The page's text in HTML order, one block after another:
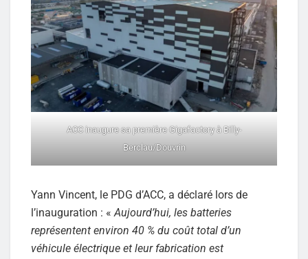
ACC inaugure sa première Gigafactory à Billy-
Berclau/Douvrin
Yann Vincent, le PDG d’ACC, a déclaré lors de
l’inauguration : «Aujourd’hui, les batteries
représentent environ 40 % du coût total d’un
véhicule électrique et leur fabrication est